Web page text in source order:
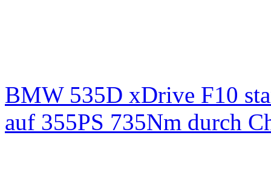
BMW 535D xDrive F10
auf 355PS 735Nm durch